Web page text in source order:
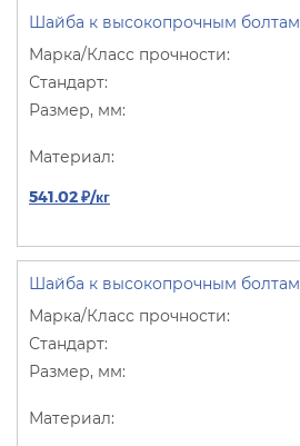
Шайба к высокопрочным болтам
541.02 ₽/кг
Шайба к высокопрочным болтам